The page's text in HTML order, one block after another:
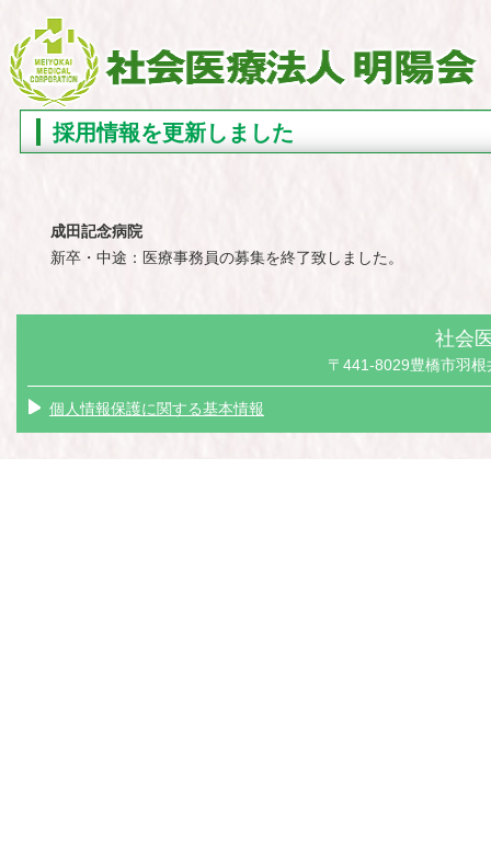
採用情報を更新しました
成田記念病院
新卒・中途：医療事務員の募集を終了致しました。
社会
〒441-8029豊橋市羽
個人情報保護に関する基本情報